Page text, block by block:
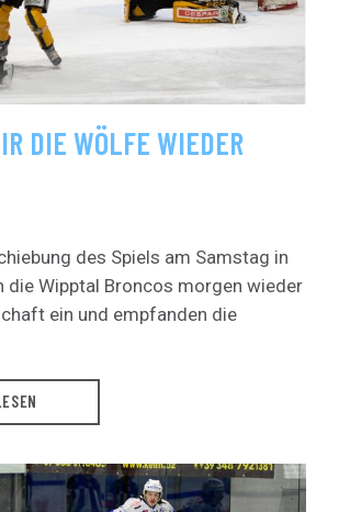
DIE WÖLFE WIEDER
des Spiels am Samstag in
die Wipptal Broncos morgen wieder
ein und empfanden die